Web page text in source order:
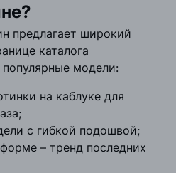
предлагает широкий
каталога
модели:
на каблуке для
с гибкой подошвой;
– тренд последних